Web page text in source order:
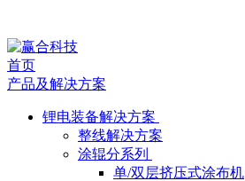
公
司
动
首页
产品及解决方案
锂电装备解决方案
整线解决方案
涂辊分系列
单/双层挤压式涂布机